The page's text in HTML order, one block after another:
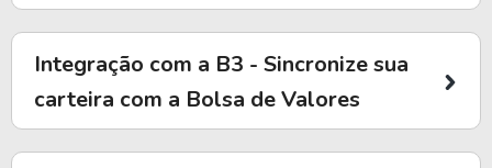
Integração com a B3 - Sincronize sua
carteira com a Bolsa de Valores